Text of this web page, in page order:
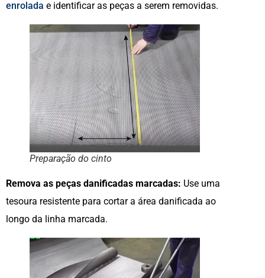
enrolada e identificar as peças a serem removidas.
Preparação do cinto
Remova as peças danificadas marcadas: Use uma
tesoura resistente para cortar a área danificada ao
longo da linha marcada.